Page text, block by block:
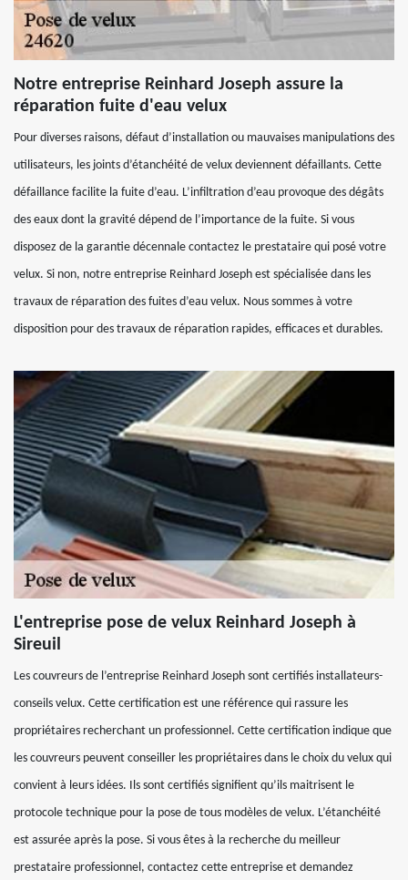
Notre entreprise Reinhard Joseph assure la
réparation fuite d'eau velux
Pour diverses raisons, défaut d’installation ou mauvaises manipulations des
utilisateurs, les joints d’étanchéité de velux deviennent défaillants. Cette
défaillance facilite la fuite d’eau. L’infiltration d’eau provoque des dégâts
des eaux dont la gravité dépend de l’importance de la fuite. Si vous
disposez de la garantie décennale contactez le prestataire qui posé votre
velux. Si non, notre entreprise Reinhard Joseph est spécialisée dans les
travaux de réparation des fuites d’eau velux. Nous sommes à votre
disposition pour des travaux de réparation rapides, efficaces et durables.
L'entreprise pose de velux Reinhard Joseph à
Sireuil
Les couvreurs de l’entreprise Reinhard Joseph sont certifiés installateurs-
conseils velux. Cette certification est une référence qui rassure les
propriétaires recherchant un professionnel. Cette certification indique que
les couvreurs peuvent conseiller les propriétaires dans le choix du velux qui
convient à leurs idées. Ils sont certifiés signifient qu’ils maitrisent le
protocole technique pour la pose de tous modèles de velux. L’étanchéité
est assurée après la pose. Si vous êtes à la recherche du meilleur
prestataire professionnel, contactez cette entreprise et demandez